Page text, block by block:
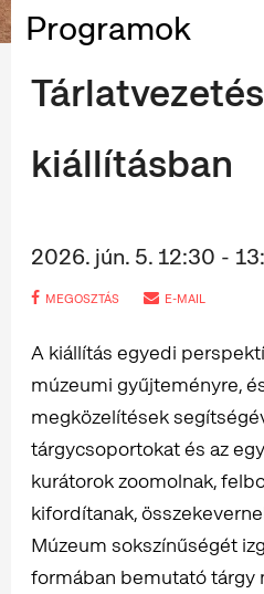
Programok
kiállításban
2026. jún. 5. 12:30 -
MEGOSZTÁS E-MAIL
A kiállítás egyedi
múzeumi gyűjteményre,
megközelítések
tárgycsoportokat és az
kurátorok zoomolnak,
kifordítanak,
Múzeum sokszínűségét
formában bemutató tárgy